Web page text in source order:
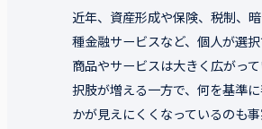
近年、資産形成や保険、税制、
種金融サービスなど、個人が選
商品やサービスは大きく広がっ
択肢が増える一方で、何を基準
かが見えにくくなっているのも事